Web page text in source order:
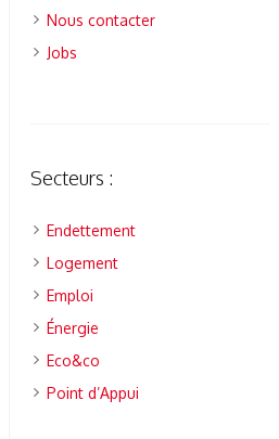
Nous contacter
Jobs
Secteurs :
Endettement
Logement
Emploi
Énergie
Eco&co
Point d’Appui